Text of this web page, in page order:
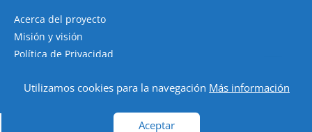
Acerca del proyecto
Misión y visión
Política de Privacidad
Contacto
Utilizamos cookies para la navegación Más información
Aceptar